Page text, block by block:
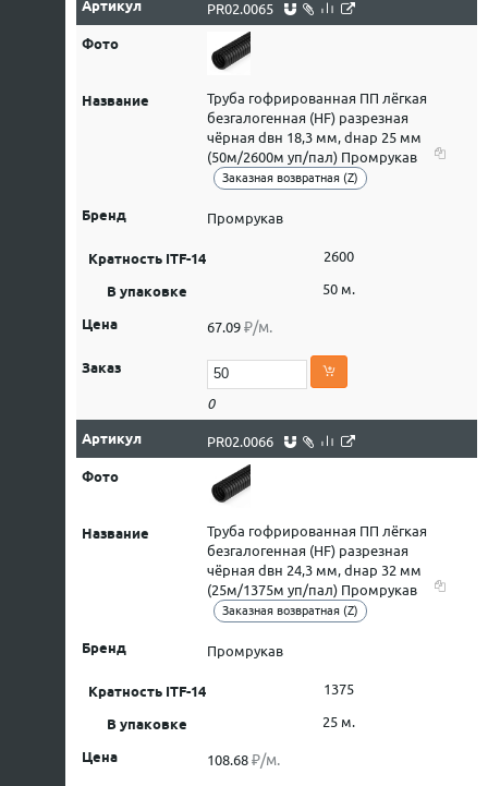
PR02.0065
Труба гофрированная ПП лёгкая
безгалогенная (HF) разрезная
чёрная dвн 18,3 мм, dнар 25 мм
(50м/2600м уп/пал) Промрукав
Заказная возвратная (Z)
Промрукав
2600
50 м.
67.09 ₽/м.
0
PR02.0066
Труба гофрированная ПП лёгкая
безгалогенная (HF) разрезная
чёрная dвн 24,3 мм, dнар 32 мм
(25м/1375м уп/пал) Промрукав
Заказная возвратная (Z)
Промрукав
1375
25 м.
108.68 ₽/м.